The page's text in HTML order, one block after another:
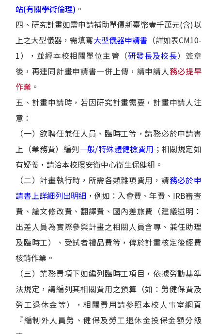
站(有關學術倫理) 。
四、研究計畫如需申請補助單價新臺幣壹千萬元(含)以
上之大型儀器，需填寫大型儀器申請書 （詳如表CM10-
1），並經本校相關單位主管（研發長及校長）簽章
後，再連同計畫申請書一併上傳，請申請人務必提早
作業 。
五、計畫申請時，若因研究計畫需要，計畫申請人注
意：
（一）欲聘任兼任人員、臨時工等，請務必於申請書
上（業務費）編列一般/特殊體健檢費用 ；相關規定如
有疑義，請洽本校環安衛中心衛生保健組。
（二）計畫執行時，所需各類雜項費用，請務必於申
請書上詳細列出明細 ，例如：入會費、年費、IRB審查
費、論文修改費、翻譯費、國內差旅費（建議述明：
出差人員為實際參與計畫之相關人員含專、兼任助理
及臨時工）、受試者禮品費等，俾於計畫核定後經費
核銷作業。
（三）業務費項下如編列臨時工項目，依據勞動基準
法規定，請編列其相關費用之預算（如：勞健保費及
勞工退休金等），相關費用請參照本校人事室網頁
『編制外人員勞、健保及勞工退休金投保金額分級